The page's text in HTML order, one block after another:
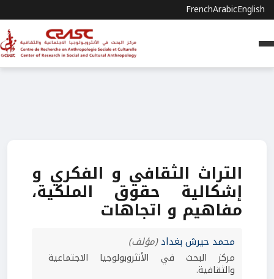
FrenchArabicEnglish
التراث الثقافي و الفكري و
إشكالية حقوق الملكية،
مفاهيم و اتجاهات
محمد حيرش بغداد(مؤلف)
مركز البحث في الأنثروبولوجيا الاجتماعية
والثقافية.